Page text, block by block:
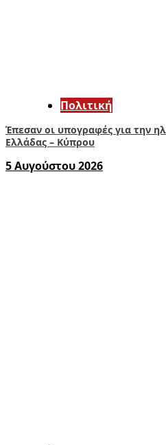
Πολιτική
Έπεσαν οι υπογραφές για την
Ελλάδας – Κύπρου
5 Αυγούστου 2026